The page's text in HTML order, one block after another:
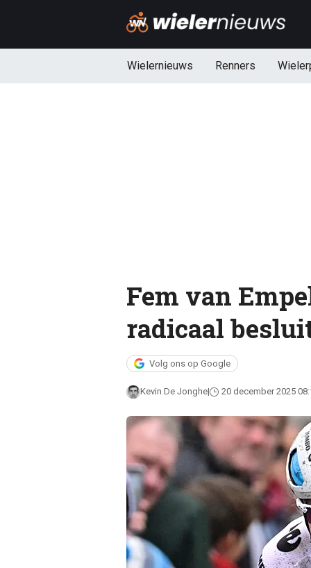
Wielernieuws Renners
Fem van
radicaal
Volg ons op Google
Kevin De Jonghe 20 december 2025